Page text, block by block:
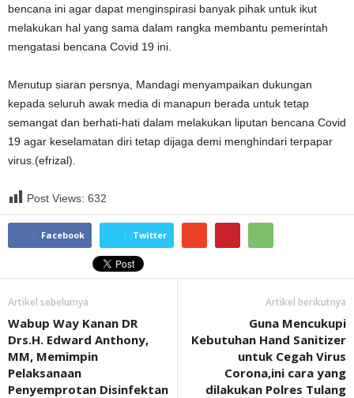
bencana ini agar dapat menginspirasi banyak pihak untuk ikut
melakukan hal yang sama dalam rangka membantu pemerintah
mengatasi bencana Covid 19 ini.
Menutup siaran persnya, Mandagi menyampaikan dukungan
kepada seluruh awak media di manapun berada untuk tetap
semangat dan berhati-hati dalam melakukan liputan bencana Covid
19 agar keselamatan diri tetap dijaga demi menghindari terpapar
virus.(efrizal).
Post Views: 632
Facebook Twitter
Artikel sebelumya
Wabup Way Kanan DR
Drs.H. Edward Anthony,
MM, Memimpin
Pelaksanaan
Penyemprotan Disinfektan
Artikel berikutnya
Guna Mencukupi
Kebutuhan Hand Sanitizer
untuk Cegah Virus
Corona,ini cara yang
dilakukan Polres Tulang